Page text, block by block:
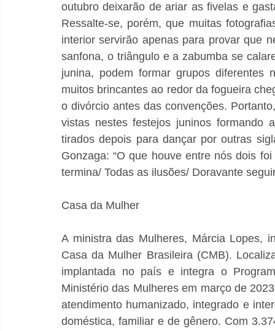
outubro deixarão de ariar as fivelas e
Ressalte-se, porém, que muitas
interior servirão apenas para provar que
sanfona, o triângulo e a zabumba se
junina, podem formar grupos
muitos brincantes ao redor da fogueira
o divórcio antes das convenções.
vistas nestes festejos juninos formando
tirados depois para dançar por outras
Gonzaga: “O que houve entre nós dois
termina/ Todas as ilusões/ Doravante
Casa da Mulher
A ministra das Mulheres, Márcia Lopes,
Casa da Mulher Brasileira (CMB).
implantada no país e integra o
Ministério das Mulheres em março de
atendimento humanizado, integrado e
doméstica, familiar e de gênero. Com